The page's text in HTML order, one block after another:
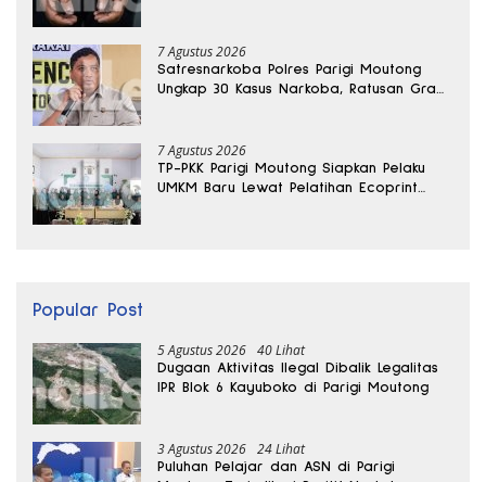
7 Agustus 2026
Satresnarkoba Polres Parigi Moutong
Ungkap 30 Kasus Narkoba, Ratusan Gram
7 Agustus 2026
TP-PKK Parigi Moutong Siapkan Pelaku
UMKM Baru Lewat Pelatihan Ecoprint
Popular Post
5 Agustus 2026 40 Lihat
Dugaan Aktivitas Ilegal Dibalik Legalitas
IPR Blok 6 Kayuboko di Parigi Moutong
3 Agustus 2026 24 Lihat
Puluhan Pelajar dan ASN di Parigi